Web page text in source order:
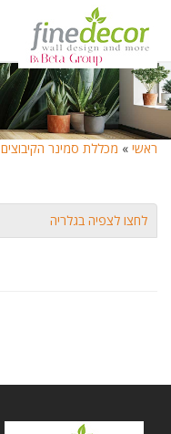
ראשי » מכללת סמינר הקיבוצים
לחצו לצפיה בגלריה